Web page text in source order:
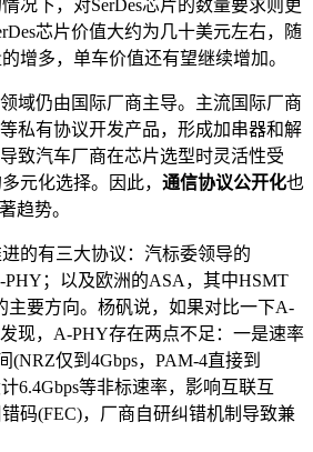
况下，对SerDes芯片的数量要求则更
芯片价值大约为几十美元左右，随
增多，单车价值还有望继续增加。
域仍由国际厂商主导。主流国际厂商
私有协议开发产品，形成加串器和解
致汽车厂商在芯片选型时灵活性受
元化选择。因此， 通信协议公开化也
趋势。
的有三大协议：汽标委领导的
；以及欧洲的ASA，其中HSMT
主要方向。杨矾说，如果对比一下A-
现，A-PHY存在两点不足：一是速率
(NRZ仅到4Gbps，PAM-4直接到
6.4Gbps等非标速率，影响互联互
码(FEC)，厂商自研纠错机制导致兼